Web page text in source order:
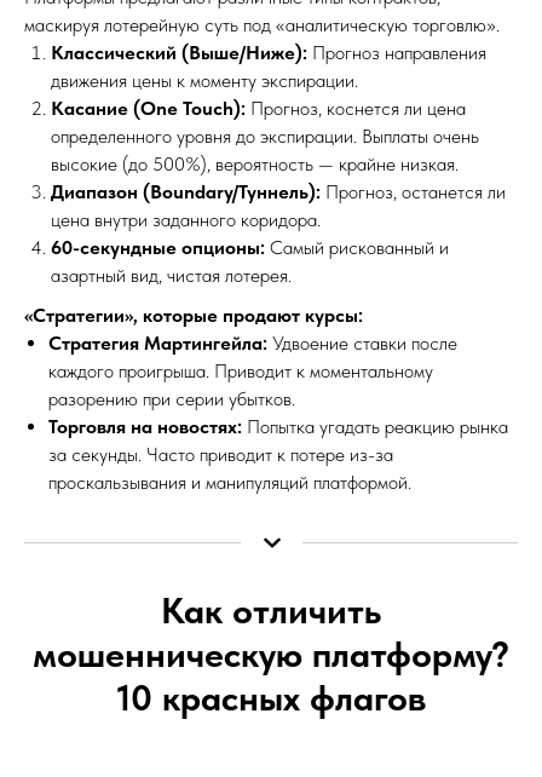
маскируя лотерейную суть под «аналитическую торговлю».
Классический (Выше/Ниже): Прогноз направления
движения цены к моменту экспирации.
Касание (One Touch): Прогноз, коснется ли цена
определенного уровня до экспирации. Выплаты очень
высокие (до 500%), вероятность — крайне низкая.
Диапазон (Boundary/Туннель): Прогноз, останется ли
цена внутри заданного коридора.
60-секундные опционы: Самый рискованный и
азартный вид, чистая лотерея.
«Стратегии», которые продают курсы:
Стратегия Мартингейла: Удвоение ставки после
каждого проигрыша. Приводит к моментальному
разорению при серии убытков.
Торговля на новостях: Попытка угадать реакцию рынка
за секунды. Часто приводит к потере из-за
проскальзывания и манипуляций платформой.
Как отличить
мошенническую платформу?
10 красных флагов